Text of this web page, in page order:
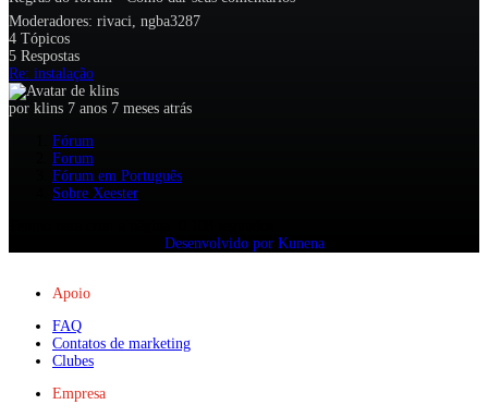
Moderadores: rivaci, ngba3287
4 Tópicos
5 Respostas
Re: instalação
por klins 7 anos 7 meses atrás
Fórum
Forum
Fórum em Português
Sobre Xeester
Desenvolvido por Kunena
Apoio
FAQ
Contatos de marketing
Clubes
Empresa